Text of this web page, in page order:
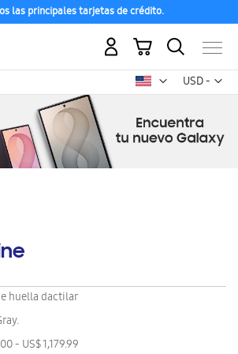
las principales tarjetas de crédito.
USD -
dólar
Mi carrito
huella dactilar
- US$ 1,179.99